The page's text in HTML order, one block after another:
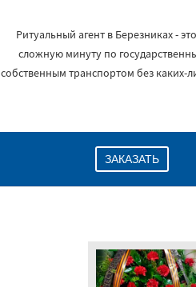
Ритуальный агент в Березниках -
сложную минуту по
собственным транспортом без каких-
ЗАКАЗАТЬ